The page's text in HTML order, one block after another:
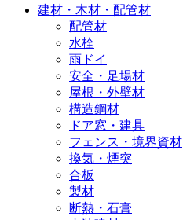
建材・木材・配管材
配管材
水栓
雨ドイ
安全・足場材
屋根・外壁材
構造鋼材
ドア窓・建具
フェンス・境界資材
換気・煙突
合板
製材
断熱・石膏